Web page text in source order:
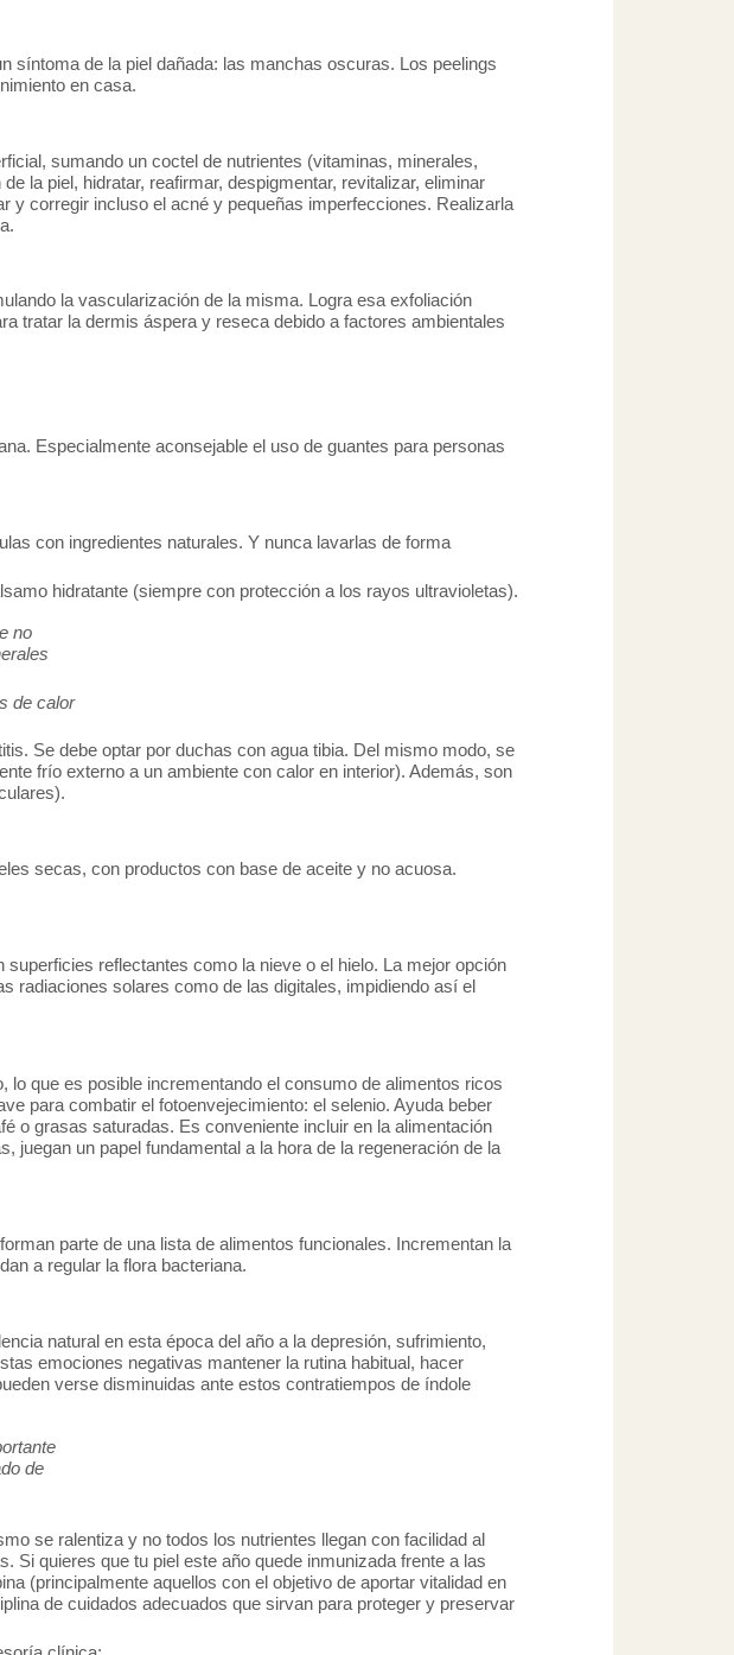
síntoma de la piel dañada: las manchas oscuras. Los peelings
en casa.
sumando un coctel de nutrientes (vitaminas, minerales,
la piel, hidratar, reafirmar, despigmentar, revitalizar, eliminar
y corregir incluso el acné y pequeñas imperfecciones. Realizarla
la vascularización de la misma. Logra esa exfoliación
tratar la dermis áspera y reseca debido a factores ambientales
Especialmente aconsejable el uso de guantes para personas
con ingredientes naturales. Y nunca lavarlas de forma
hidratante (siempre con protección a los rayos ultravioletas).
no
de calor
Se debe optar por duchas con agua tibia. Del mismo modo, se
frío externo a un ambiente con calor en interior). Además, son
secas, con productos con base de aceite y no acuosa.
reflectantes como la nieve o el hielo. La mejor opción
radiaciones solares como de las digitales, impidiendo así el
lo que es posible incrementando el consumo de alimentos ricos
para combatir el fotoenvejecimiento: el selenio. Ayuda beber
o grasas saturadas. Es conveniente incluir en la alimentación
un papel fundamental a la hora de la regeneración de la
parte de una lista de alimentos funcionales. Incrementan la
a regular la flora bacteriana.
natural en esta época del año a la depresión, sufrimiento,
emociones negativas mantener la rutina habitual, hacer
verse disminuidas ante estos contratiempos de índole
de
se ralentiza y no todos los nutrientes llegan con facilidad al
Si quieres que tu piel este año quede inmunizada frente a las
(principalmente aquellos con el objetivo de aportar vitalidad en
de cuidados adecuados que sirvan para proteger y preservar